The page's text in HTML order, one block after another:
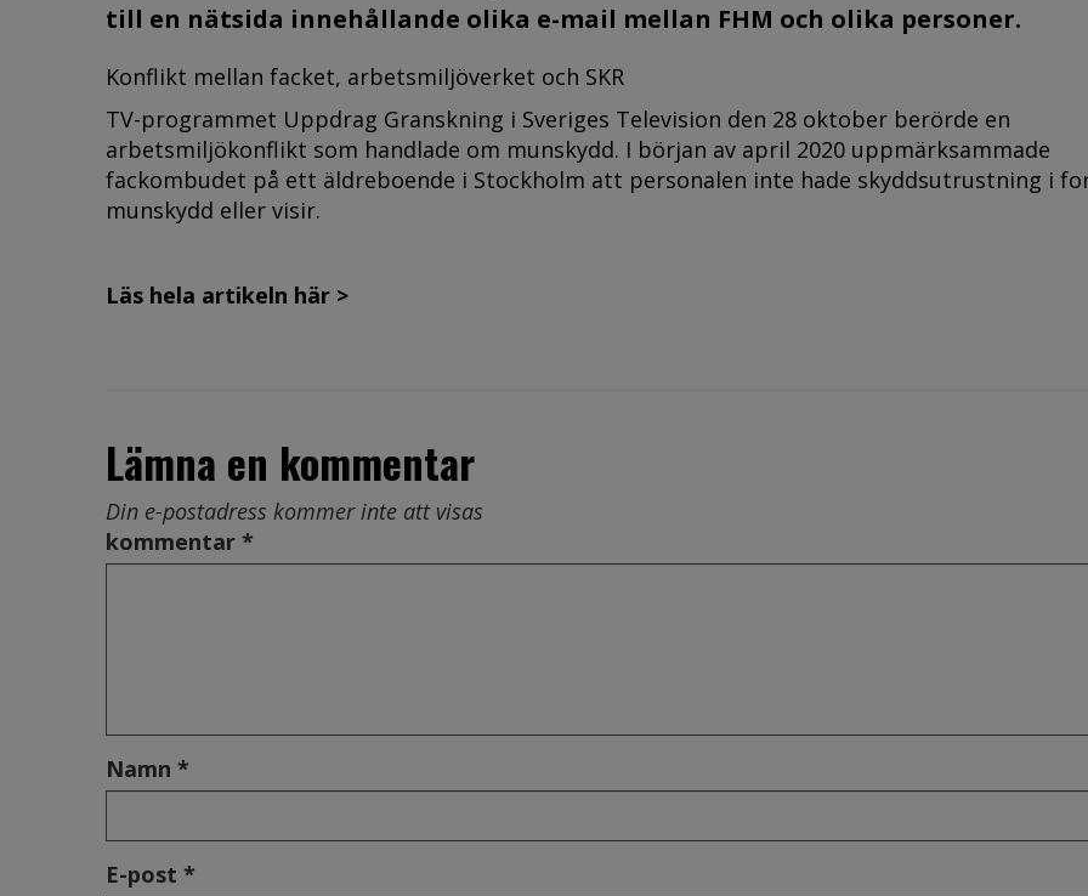
till en nätsida innehållande olika e-mail mellan FHM och olika personer.
Konflikt mellan facket, arbetsmiljöverket och SKR
TV-programmet Uppdrag Granskning i Sveriges Tele­vision den 28 oktober berörde en
arbetsmiljökonflikt som handlade om munskydd. I början av april 2020 uppmärksammade
fackombudet på ett äldreboende i Stockholm att personalen inte hade skyddsutrustning i
munskydd eller visir.
Läs hela artikeln här >
Lämna en kommentar
Din e-postadress kommer inte att visas
kommentar *
Namn *
E-post *